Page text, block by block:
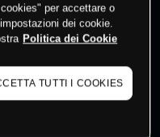
per vedere gli ultimi
latest market data
per accettare o
dei cookie.
Politica dei Cookie
TUTTI I COOKIES